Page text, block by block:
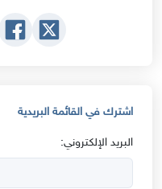
اشترك في القائمة البريدية
البريد الإلكتروني: